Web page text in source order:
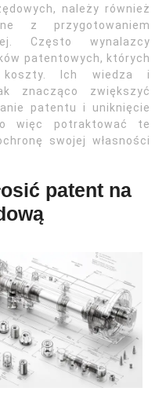
należy również
z przygotowaniem
Często wynalazcy
patentowych, których
koszty. Ich wiedza i
znacząco zwiększyć
patentu i uniknięcie
więc potraktować te
swojej własności
patent na